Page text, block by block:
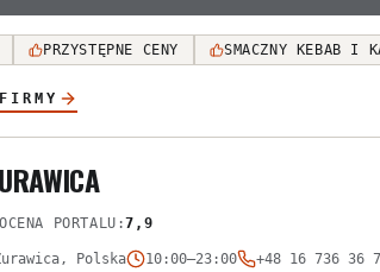
PRZYSTĘPNE CENY SMACZNY KEBAB I
OCENA PORTALU :7,9
Polska 10:00–23:00 +48 16 736 36